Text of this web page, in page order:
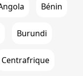
Bénin
Burundi
Centrafrique